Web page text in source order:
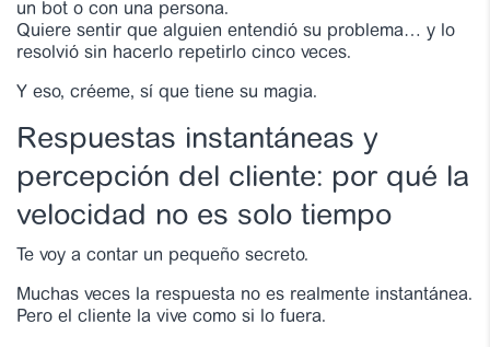
un bot o con una persona.
Quiere sentir que alguien entendió su problema… y lo
resolvió sin hacerlo repetirlo cinco veces.
Y eso, créeme, sí que tiene su magia.
Respuestas instantáneas y
percepción del cliente: por qué la
velocidad no es solo tiempo
Te voy a contar un pequeño secreto.
Muchas veces la respuesta no es realmente instantánea.
Pero el cliente la vive como si lo fuera.